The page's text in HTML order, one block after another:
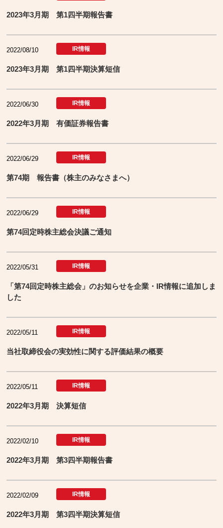
2023年3月期 第1四半期報告書
2022/08/10 IR情報
2023年3月期 第1四半期決算短信
2022/06/30 IR情報
2022年3月期 有価証券報告書
2022/06/29 IR情報
第74期 報告書（株主のみなさまへ）
2022/06/29 IR情報
第74回定時株主総会決議ご通知
2022/05/31 IR情報
「第74回定時株主総会」のお知らせを企業・IR情報に追加しま
した
2022/05/11 IR情報
当社取締役会の実効性に関する評価結果の概要
2022/05/11 IR情報
2022年3月期 決算短信
2022/02/10 IR情報
2022年3月期 第3四半期報告書
2022/02/09 IR情報
2022年3月期 第3四半期決算短信